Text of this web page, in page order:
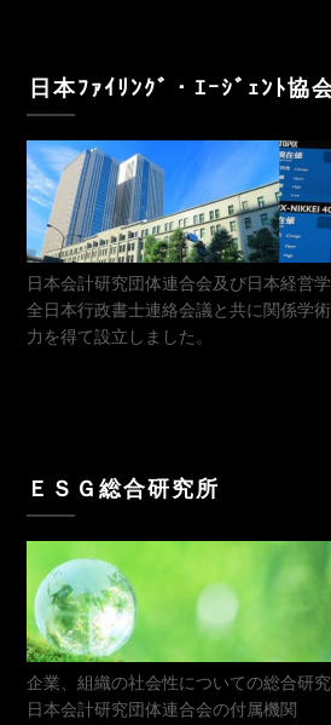
日本ﾌｧｲﾘﾝｸﾞ・ｴｰｼﾞｪﾝﾄ協
日本会計研究団体連合会及び日本経営
全日本行政書士連絡会議と共に関係学
力を得て設立しました。
ＥＳＧ総合研究所
企業、組織の社会性についての総合研
日本会計研究団体連合会の付属機関